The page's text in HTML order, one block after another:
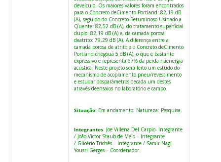
deveículo. Os maiores valores foram encontrados
para o Concreto deCimento Portland: 82,19 dB
(A), seguido do Concreto Betuminoso Usinado a
Quente: 82,52 dB (A), do tratamento superficial
duplo: 82,19 dB (A) e, da camada porosa
deatrito: 79,29 dB (A). A diferença entre a
camada porosa de atrito e o Concreto deCimento
Portland chegoua 5 dB (A), o que é bastante
expressivo e representa 67% da perda naenergia
acústica. Neste projeto será feito um estudo do
mecanismo de acoplamento pneu/revestimento
e estudar dosparâmetros decada um destes
através deensaios no laboratório e campo.
Situação: Em andamento; Natureza: Pesquisa.
Integrantes: Joe Villena Del Carpio- Integrante
/ João Victor Staub de Melo – Integrante
/ Glicério Trichês – Integrante / Samir Nagi
Yousri Gerges – Coordenador.